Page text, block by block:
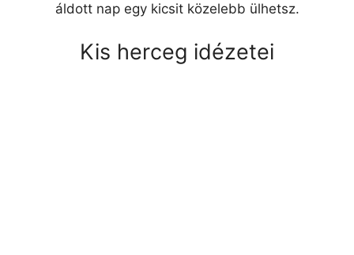
áldott nap egy kicsit közelebb ülhetsz.
Kis herceg idézetei